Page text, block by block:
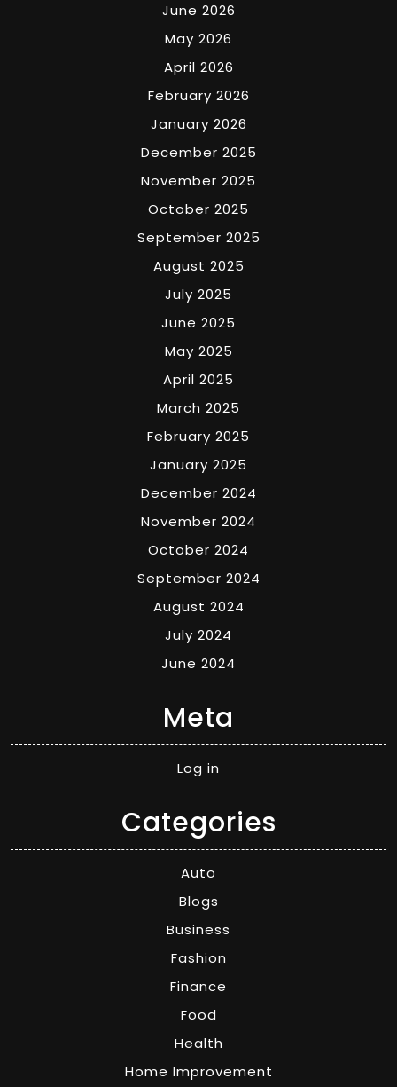
June 2026
May 2026
April 2026
February 2026
January 2026
December 2025
November 2025
October 2025
September 2025
August 2025
July 2025
June 2025
May 2025
April 2025
March 2025
February 2025
January 2025
December 2024
November 2024
October 2024
September 2024
August 2024
July 2024
June 2024
Meta
Log in
Categories
Auto
Blogs
Business
Fashion
Finance
Food
Health
Home Improvement